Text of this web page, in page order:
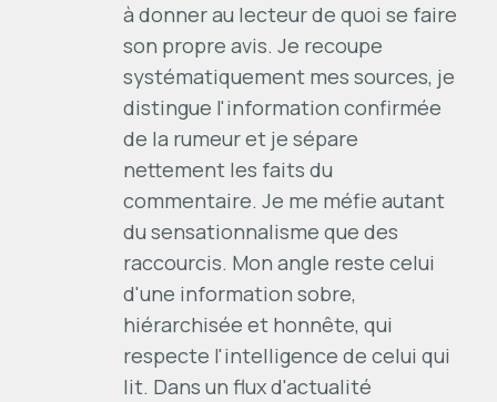
à donner au lecteur de quoi se faire
son propre avis. Je recoupe
systématiquement mes sources, je
distingue l'information confirmée
de la rumeur et je sépare
nettement les faits du
commentaire. Je me méfie autant
du sensationnalisme que des
raccourcis. Mon angle reste celui
d'une information sobre,
hiérarchisée et honnête, qui
respecte l'intelligence de celui qui
lit. Dans un flux d'actualité